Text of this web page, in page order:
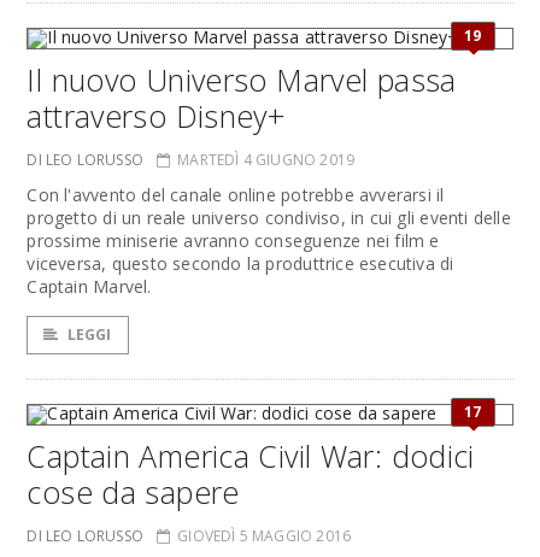
19
Il nuovo Universo Marvel passa
attraverso Disney+
DI LEO LORUSSO MARTEDÌ 4 GIUGNO 2019
Con l'avvento del canale online potrebbe avverarsi il
progetto di un reale universo condiviso, in cui gli eventi delle
prossime miniserie avranno conseguenze nei film e
viceversa, questo secondo la produttrice esecutiva di
Captain Marvel.
LEGGI
17
Captain America Civil War: dodici
cose da sapere
DI LEO LORUSSO GIOVEDÌ 5 MAGGIO 2016